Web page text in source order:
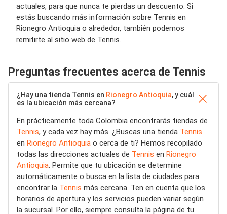
actuales, para que nunca te pierdas un descuento. Si
estás buscando más información sobre Tennis en
Rionegro Antioquia o alrededor, también podemos
remitirte al sitio web de Tennis.
Preguntas frecuentes acerca de Tennis
¿Hay una tienda Tennis en Rionegro Antioquia, y cuál
es la ubicación más cercana?
En prácticamente toda Colombia encontrarás tiendas de
Tennis, y cada vez hay más. ¿Buscas una tienda Tennis
en Rionegro Antioquia o cerca de ti? Hemos recopilado
todas las direcciones actuales de Tennis en Rionegro
Antioquia. Permite que tu ubicación se determine
automáticamente o busca en la lista de ciudades para
encontrar la Tennis más cercana. Ten en cuenta que los
horarios de apertura y los servicios pueden variar según
la sucursal. Por ello, siempre consulta la página de tu